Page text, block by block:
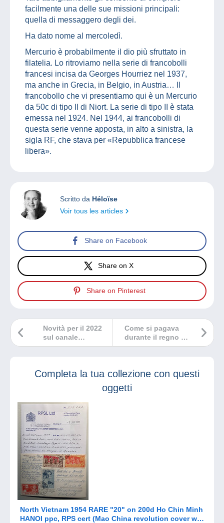
facilmente una delle sue missioni principali:
quella di messaggero degli dei.
Ha dato nome al mercoledì.
Mercurio è probabilmente il dio più sfruttato in
filatelia. Lo ritroviamo nella serie di francobolli
francesi incisa da Georges Hourriez nel 1937,
ma anche in Grecia, in Belgio, in Austria… Il
francobollo che vi presentiamo qui è un Mercurio
da 50c di tipo II di Niort. La serie di tipo II è stata
emessa nel 1924. Nel 1944, ai francobolli di
questa serie venne apposta, in alto a sinistra, la
sigla RF, che stava per «Repubblica francese
libera».
Scritto da Héloïse
Voir tous les articles
Share on Facebook
Share on X
Share on Pinterest
Come si pagava
durante il regno di
Nerone?
Novità per il 2022
sul canale
YouTube
Completa la tua collezione con questi
oggetti
North Vietnam 1954 RARE "20" on 200d Ho Chin Minh
HANOI ppc, RPS cert (Mao China revolution cover war